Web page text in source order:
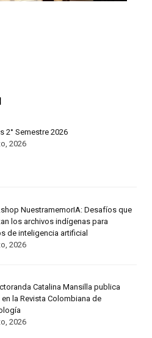
2° Semestre 2026
2026
NuestramemorIA: Desafíos que
los archivos indígenas para
de inteligencia artificial
2026
Catalina Mansilla publica
la Revista Colombiana de
2026